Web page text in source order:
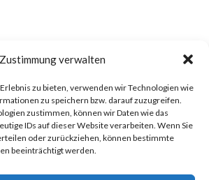
Zustimmung verwalten
zu bieten, verwenden wir Technologien wie
zu speichern bzw. darauf zuzugreifen.
zustimmen, können wir Daten wie das
IDs auf dieser Website verarbeiten. Wenn Sie
oder zurückziehen, können bestimmte
beeinträchtigt werden.